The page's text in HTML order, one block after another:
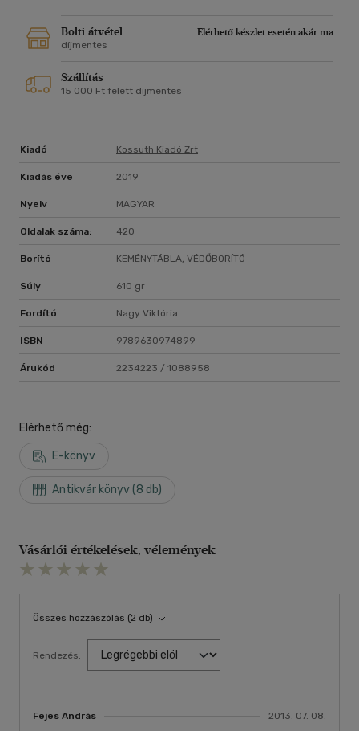
Bolti átvétel
Elérhető készlet esetén akár ma
díjmentes
Szállítás
15 000 Ft felett díjmentes
Kiadó Kossuth Kiadó Zrt
Kiadás éve 2019
Nyelv MAGYAR
Oldalak száma: 420
Borító KEMÉNYTÁBLA, VÉDŐBORÍTÓ
Súly 610 gr
Fordító Nagy Viktória
ISBN 9789630974899
Árukód 2234223 / 1088958
Elérhető még:
E-könyv
Antikvár könyv (8 db)
Vásárlói értékelések, vélemények
Összes hozzászólás (2 db)
Rendezés:
Fejes András 2013. 07. 08.